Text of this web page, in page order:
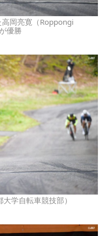
岡亮寛（Roppongi
優勝
学自転車競技部）